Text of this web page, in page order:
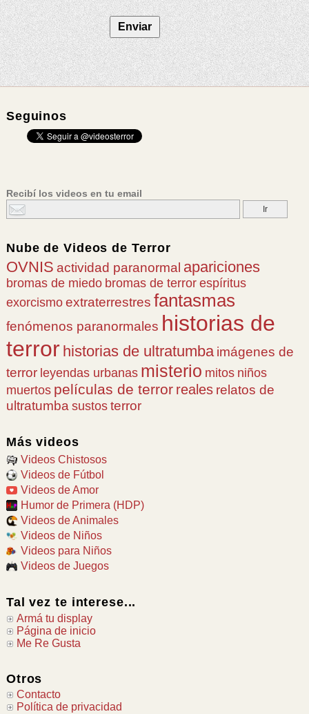
Seguinos
Recibí los videos en tu email
Nube deVideos de Terror
OVNIS actividad paranormal apariciones
bromas de miedo bromas de terror espíritus
exorcismo extraterrestres fantasmas
fenómenos paranormales historias de
terror historias de ultratumba imágenes de
terror leyendas urbanas misterio mitos niños
muertos películas de terror reales relatos de
ultratumba sustos terror
Más videos
Videos Chistosos
Videos de Fútbol
Videos de Amor
Humor de Primera (HDP)
Videos de Animales
Videos de Niños
Videos para Niños
Videos de Juegos
Tal vez te interese...
Armá tu display
Página de inicio
Me Re Gusta
Otros
Contacto
Política de privacidad